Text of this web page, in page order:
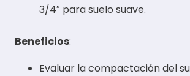
3/4″ para suelo suave.
Beneficios:
Evaluar la compactación del